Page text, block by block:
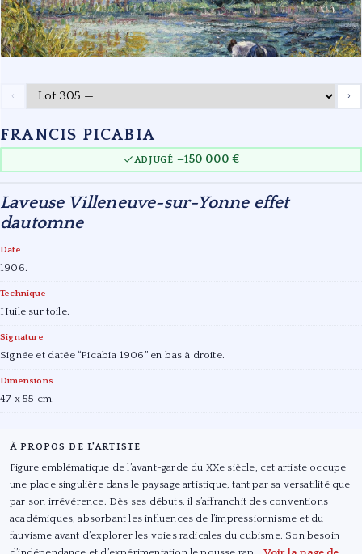
‹ ›
FRANCIS PICABIA
ADJUGÉ —150 000 €
Laveuse Villeneuve-sur-Yonne effet
dautomne
Date
1906.
Technique
Huile sur toile.
Signature
Signée et datée “Picabia 1906” en bas à droite.
Dimensions
47 x 55 cm.
À PROPOS DE L'ARTISTE
Figure emblématique de l’avant-garde du XXe siècle, cet artiste occupe
une place singulière dans le paysage artistique, tant par sa versatilité que
par son irrévérence. Dès ses débuts, il s’affranchit des conventions
académiques, absorbant les influences de l’impressionnisme et du
fauvisme avant d’explorer les voies radicales du cubisme. Son besoin